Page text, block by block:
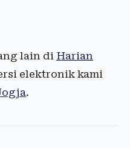
lain di Harian
elektronik kami
.